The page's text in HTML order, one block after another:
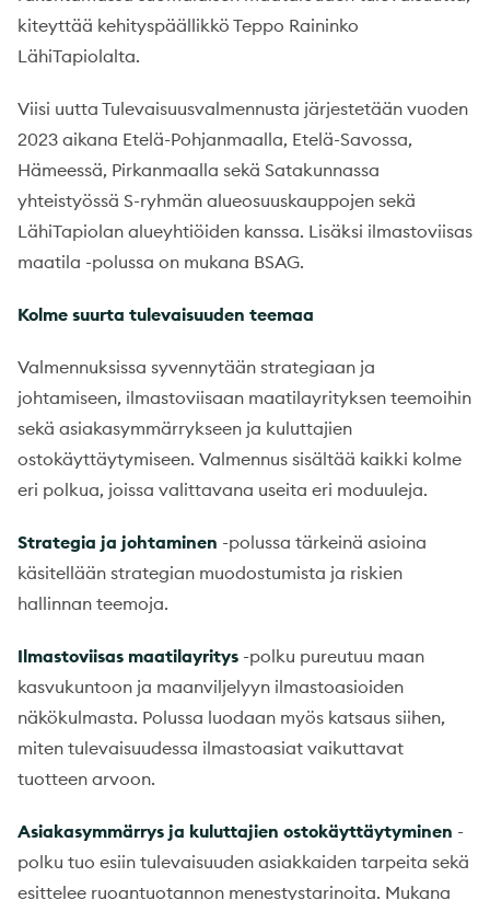
kiteyttää kehityspäällikkö Teppo Raininko
LähiTapiolalta.
Viisi uutta Tulevaisuusvalmennusta järjestetään vuoden
2023 aikana Etelä-Pohjanmaalla, Etelä-Savossa,
Hämeessä, Pirkanmaalla sekä Satakunnassa
yhteistyössä S-ryhmän alueosuuskauppojen sekä
LähiTapiolan alueyhtiöiden kanssa. Lisäksi ilmastoviisas
maatila -polussa on mukana BSAG.
Kolme suurta tulevaisuuden teemaa
Valmennuksissa syvennytään strategiaan ja
johtamiseen, ilmastoviisaan maatilayrityksen teemoihin
sekä asiakasymmärrykseen ja kuluttajien
ostokäyttäytymiseen. Valmennus sisältää kaikki kolme
eri polkua, joissa valittavana useita eri moduuleja.
Strategia ja johtaminen -polussa tärkeinä asioina
käsitellään strategian muodostumista ja riskien
hallinnan teemoja.
Ilmastoviisas maatilayritys -polku pureutuu maan
kasvukuntoon ja maanviljelyyn ilmastoasioiden
näkökulmasta. Polussa luodaan myös katsaus siihen,
miten tulevaisuudessa ilmastoasiat vaikuttavat
tuotteen arvoon.
Asiakasymmärrys ja kuluttajien ostokäyttäytyminen -
polku tuo esiin tulevaisuuden asiakkaiden tarpeita sekä
esittelee ruoantuotannon menestystarinoita. Mukana